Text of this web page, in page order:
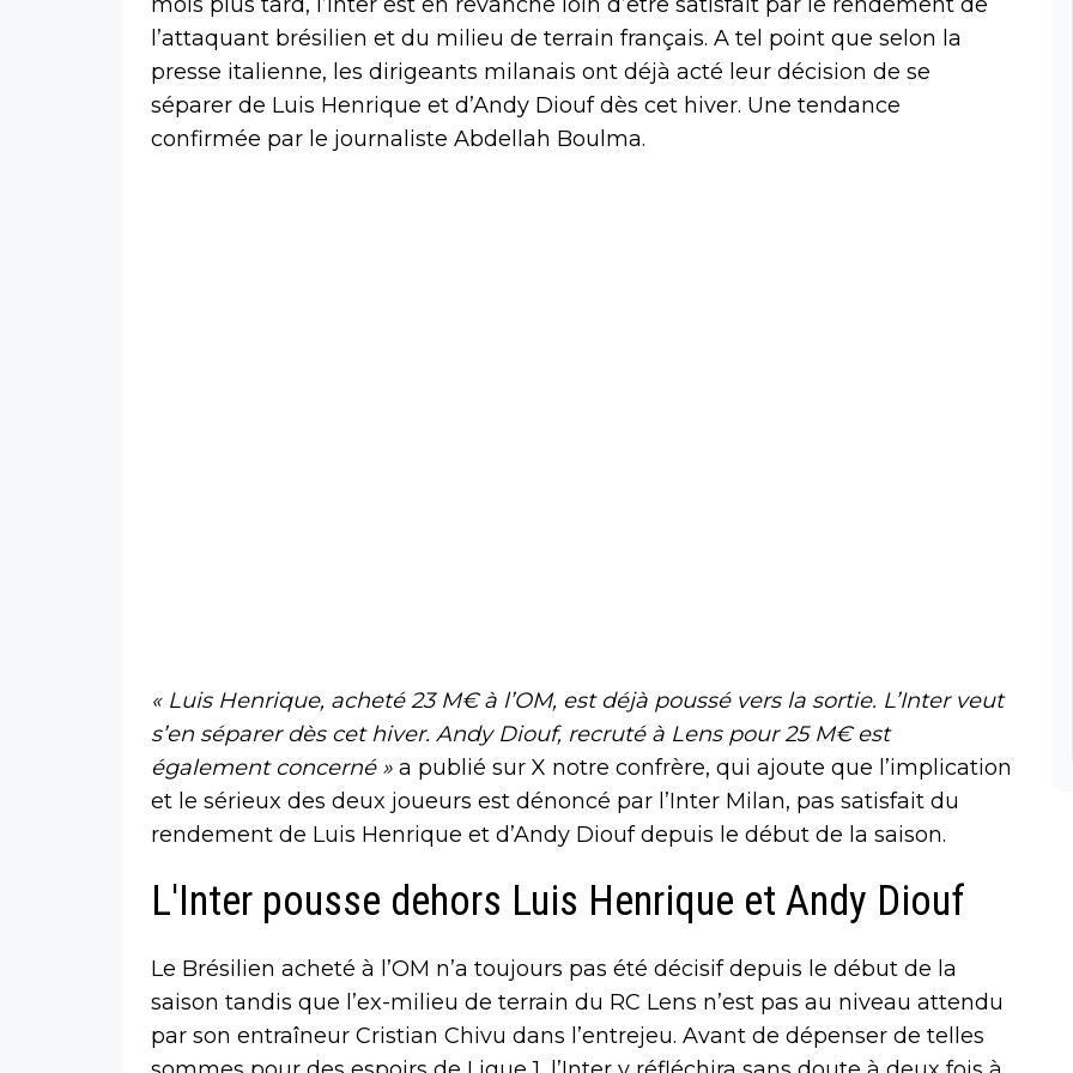
l’attaquant brésilien et du milieu de terrain français. A tel point que selon la
presse italienne, les dirigeants milanais ont déjà acté leur décision de se
séparer de Luis Henrique et d’Andy Diouf dès cet hiver. Une tendance
confirmée par le journaliste Abdellah Boulma.
« Luis Henrique, acheté 23 M€ à l’OM, est déjà poussé vers la sortie. L’Inter veut
s’en séparer dès cet hiver. Andy Diouf, recruté à Lens pour 25 M€ est
également concerné » a publié sur X notre confrère, qui ajoute que l’implication
et le sérieux des deux joueurs est dénoncé par l’Inter Milan, pas satisfait du
rendement de Luis Henrique et d’Andy Diouf depuis le début de la saison.
L'Inter pousse dehors Luis Henrique et Andy Diouf
Le Brésilien acheté à l’OM n’a toujours pas été décisif depuis le début de la
saison tandis que l’ex-milieu de terrain du RC Lens n’est pas au niveau attendu
par son entraîneur Cristian Chivu dans l’entrejeu. Avant de dépenser de telles